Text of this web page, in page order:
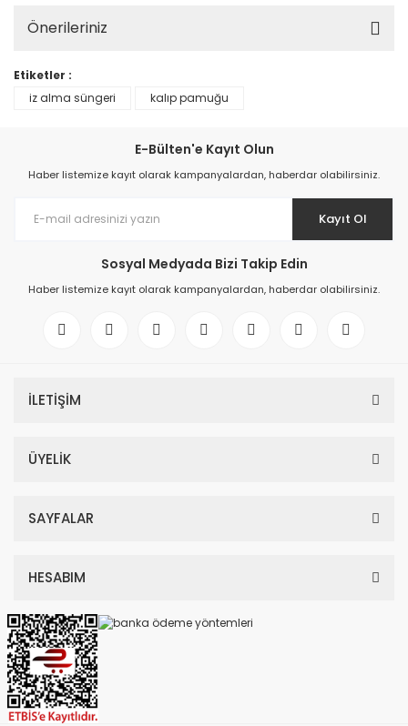
Önerileriniz
Etiketler :
iz alma süngeri
kalıp pamuğu
E-Bülten'e Kayıt Olun
Haber listemize kayıt olarak kampanyalardan, haberdar olabilirsiniz.
Kayıt Ol
Sosyal Medyada Bizi Takip Edin
Haber listemize kayıt olarak kampanyalardan, haberdar olabilirsiniz.
İLETİŞİM
ÜYELİK
SAYFALAR
HESABIM